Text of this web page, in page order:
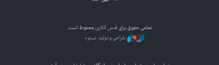
تمامی حقوق برای قدس آنلاین محفوظ است.
طراحی و تولید: نستوه